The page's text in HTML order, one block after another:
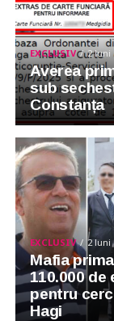
EXCLUSIV 2 luni
Averea
sub
Constanța
EXCLUSIV 2 luni
Mafia
110.000 de
pentru
Hagi